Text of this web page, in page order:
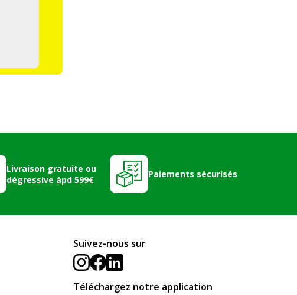
Livraison gratuite ou
dégressive àpd 599€
Paiements sécurisés
Suivez-nous sur
Téléchargez notre application